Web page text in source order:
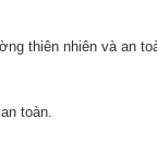
thiên nhiên và an
toàn.